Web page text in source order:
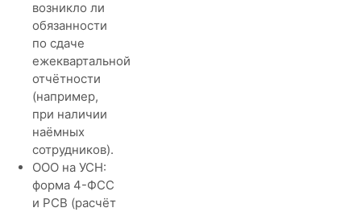
возникло ли
обязанности
по сдаче
ежеквартальной
отчётности
(например,
при наличии
наёмных
сотрудников).
ООО на УСН:
форма 4-ФСС
и РСВ (расчёт